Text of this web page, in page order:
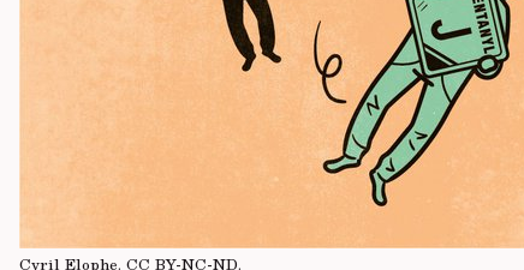
Cyril Elophe. CC BY-NC-ND.